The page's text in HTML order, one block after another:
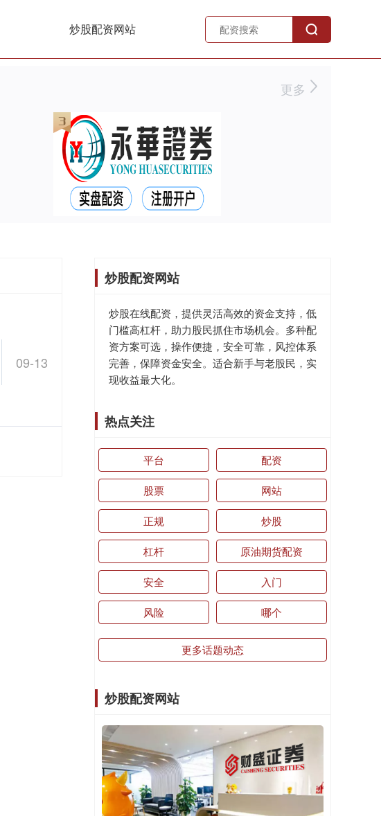
炒股配资网站
更多
09-13
炒股配资网站
炒股在线配资，提供灵活高效的资金支持，低
门槛高杠杆，助力股民抓住市场机会。多种配
资方案可选，操作便捷，安全可靠，风控体系
完善，保障资金安全。适合新手与老股民，实
现收益最大化。
热点关注
平台 配资
股票 网站
正规 炒股
杠杆 原油期货配资
安全 入门
风险 哪个
更多话题动态
炒股配资网站